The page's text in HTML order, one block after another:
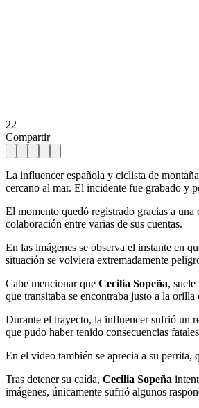
22
Compartir
La influencer española y ciclista de montaña
cercano al mar. El incidente fue grabado y
El momento quedó registrado gracias a
colaboración entre varias de sus cuentas.
En las imágenes se observa el instante en
situación se volviera extremadamente
Cabe mencionar que Cecilia Sopeña,
que transitaba se encontraba justo a la
Durante el trayecto, la influencer sufrió un
que pudo haber tenido consecuencias
En el video también se aprecia a su
Tras detener su caída, Cecilia Sopeña
imágenes, únicamente sufrió algunos